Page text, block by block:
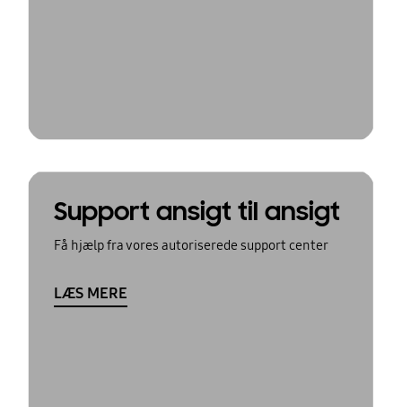
Support ansigt til ansigt
Få hjælp fra vores autoriserede support center
LÆS MERE